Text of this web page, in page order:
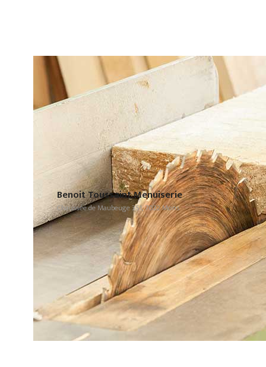
Benoit Toussaint Menuiserie
Chaussée de Maubeuge 351, 7022 Mons